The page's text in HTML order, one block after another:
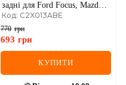
задні для Ford Focus, Mazda
3, Volvo S40/V50
Код: C2X013ABE
770 грн
693 грн
КУПИТИ